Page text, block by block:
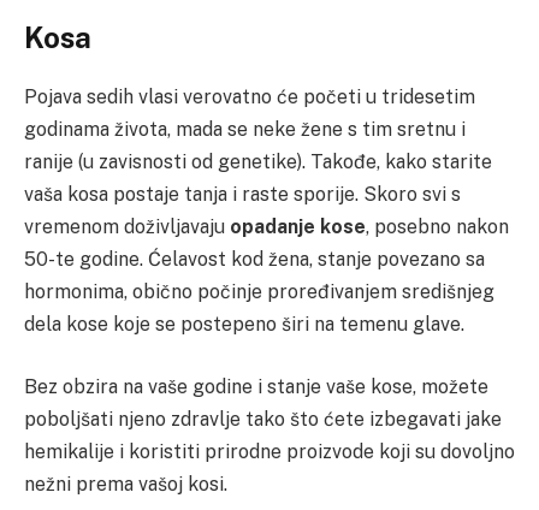
Kosa
Pojava sedih vlasi verovatno će početi u tridesetim
godinama života, mada se neke žene s tim sretnu i
ranije (u zavisnosti od genetike). Takođe, kako starite
vaša kosa postaje tanja i raste sporije. Skoro svi s
vremenom doživljavaju opadanje kose, posebno nakon
50-te godine. Ćelavost kod žena, stanje povezano sa
hormonima, obično počinje proređivanjem središnjeg
dela kose koje se postepeno širi na temenu glave.
Bez obzira na vaše godine i stanje vaše kose, možete
poboljšati njeno zdravlje tako što ćete izbegavati jake
hemikalije i koristiti prirodne proizvode koji su dovoljno
nežni prema vašoj kosi.